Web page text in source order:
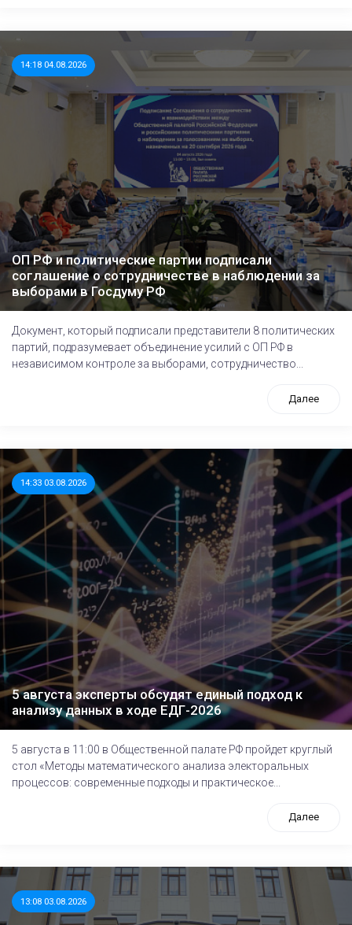
14:18 04.08.2026
ОП РФ и политические партии подписали
соглашение о сотрудничестве в наблюдении за
выборами в Госдуму РФ
Документ, который подписали представители 8 политических
партий, подразумевает объединение усилий с ОП РФ в
независимом контроле за выборами, сотрудничество...
Далее
14:33 03.08.2026
5 августа эксперты обсудят единый подход к
анализу данных в ходе ЕДГ-2026
5 августа в 11:00 в Общественной палате РФ пройдет круглый
стол «Методы математического анализа электоральных
процессов: современные подходы и практическое...
Далее
13:08 03.08.2026